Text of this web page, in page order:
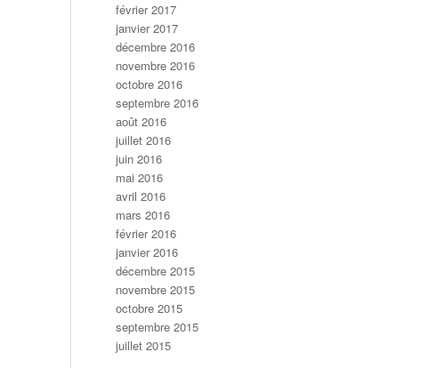
février 2017
janvier 2017
décembre 2016
novembre 2016
octobre 2016
septembre 2016
août 2016
juillet 2016
juin 2016
mai 2016
avril 2016
mars 2016
février 2016
janvier 2016
décembre 2015
novembre 2015
octobre 2015
septembre 2015
juillet 2015